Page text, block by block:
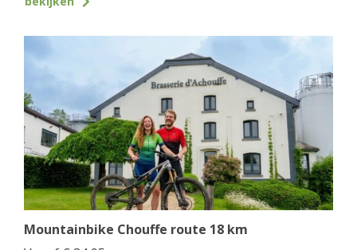
Mountainbike Chouffe route 18 km